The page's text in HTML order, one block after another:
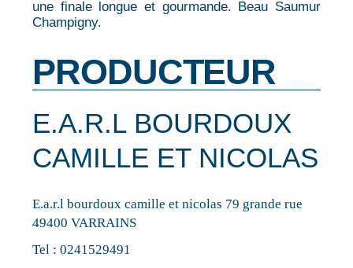
une finale longue et gourmande. Beau Saumur
Champigny.
PRODUCTEUR
E.A.R.L BOURDOUX
CAMILLE ET NICOLAS
E.a.r.l bourdoux camille et nicolas 79 grande rue
49400 VARRAINS
Tel :0241529491